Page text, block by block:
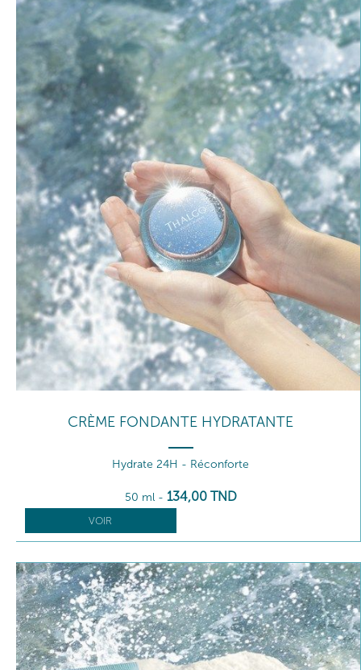
CRÈME FONDANTE HYDRATANTE
Hydrate 24H - Réconforte
50 ml - 134,00 TND
VOIR